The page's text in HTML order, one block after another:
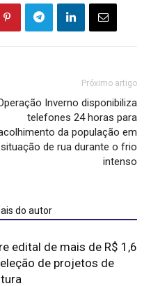
Próximo artigo
Inverno disponibiliza
telefones 24 horas para
da população em
situação de rua durante o frio
intenso
do autor
edital de mais de R$ 1,6
de projetos de